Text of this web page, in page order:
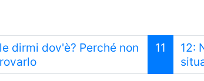
dirmi dov'è? Perché non
Anterior
11
12: